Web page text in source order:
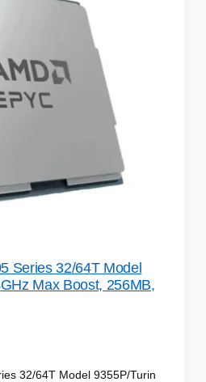
Series 32/64T Model
Max Boost, 256MB,
32/64T Model 9355P/Turin